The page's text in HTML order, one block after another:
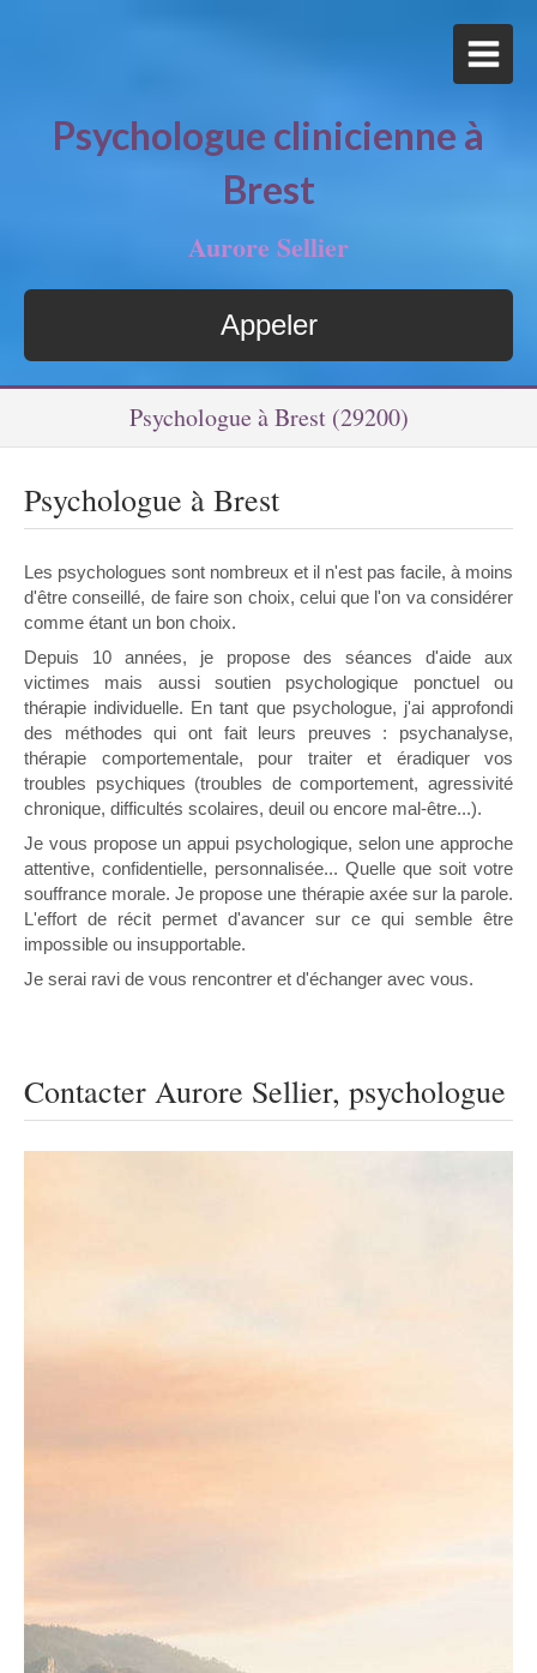
Psychologue clinicienne à
Brest
Aurore Sellier
Appeler
Psychologue à Brest (29200)
Psychologue à Brest
Les psychologues sont nombreux et il n'est pas facile, à moins
d'être conseillé, de faire son choix, celui que l'on va considérer
comme étant un bon choix.
Depuis 10 années, je propose des séances d'aide aux
victimes mais aussi soutien psychologique ponctuel ou
thérapie individuelle. En tant que psychologue, j'ai approfondi
des méthodes qui ont fait leurs preuves : psychanalyse,
thérapie comportementale, pour traiter et éradiquer vos
troubles psychiques (troubles de comportement, agressivité
chronique, difficultés scolaires, deuil ou encore mal-être...).
Je vous propose un appui psychologique, selon une approche
attentive, confidentielle, personnalisée... Quelle que soit votre
souffrance morale. Je propose une thérapie axée sur la parole.
L'effort de récit permet d'avancer sur ce qui semble être
impossible ou insupportable.
Je serai ravi de vous rencontrer et d'échanger avec vous.
Contacter Aurore Sellier, psychologue